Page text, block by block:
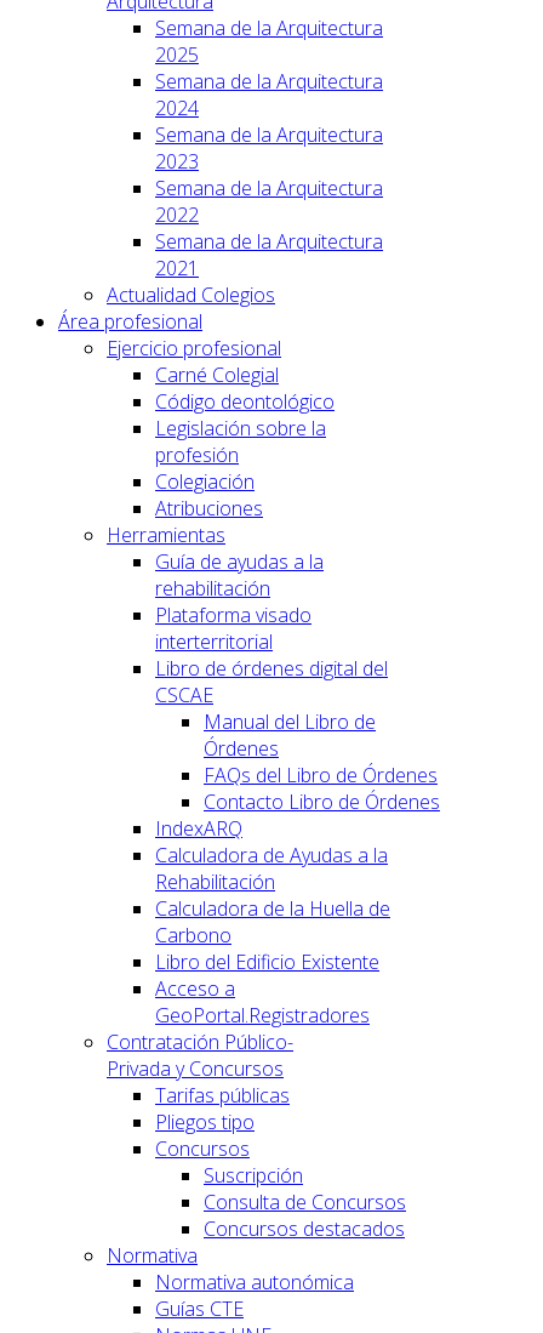
Semana de la Arquitectura
2025
Semana de la Arquitectura
2024
Semana de la Arquitectura
2023
Semana de la Arquitectura
2022
Semana de la Arquitectura
2021
Actualidad Colegios
Área profesional
Ejercicio profesional
Carné Colegial
Código deontológico
Legislación sobre la
profesión
Colegiación
Atribuciones
Herramientas
Guía de ayudas a la
rehabilitación
Plataforma visado
interterritorial
Libro de órdenes digital del
CSCAE
Manual del Libro de
Órdenes
FAQs del Libro de Órdenes
Contacto Libro de Órdenes
IndexARQ
Calculadora de Ayudas a la
Rehabilitación
Calculadora de la Huella de
Carbono
Libro del Edificio Existente
Acceso a
GeoPortal.Registradores
Contratación Público-
Privada y Concursos
Tarifas públicas
Pliegos tipo
Concursos
Suscripción
Consulta de Concursos
Concursos destacados
Normativa
Normativa autonómica
Guías CTE